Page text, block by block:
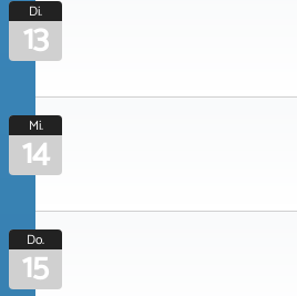
Di.
13
Mi.
14
Do.
15